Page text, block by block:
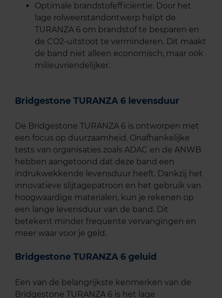
Optimale brandstofefficiëntie: Door het
lage rolweerstandontwerp helpt de
TURANZA 6 om brandstof te besparen en
de CO2-uitstoot te verminderen. Dit maakt
de band niet alleen economisch, maar ook
milieuvriendelijker.
Bridgestone TURANZA 6 levensduur
De Bridgestone TURANZA 6 is ontworpen met
een focus op duurzaamheid. Onafhankelijke
tests van organisaties zoals ADAC en de ANWB
hebben aangetoond dat deze band een
indrukwekkende levensduur heeft. Dankzij het
innovatieve slijtagepatroon en het gebruik van
hoogwaardige materialen, kun je rekenen op
een lange levensduur van de band. Dit
betekent minder frequente vervangingen en
meer waar voor je geld.
Bridgestone TURANZA 6 geluid
Een van de belangrijkste kenmerken van de
Bridgestone TURANZA 6 is het lage